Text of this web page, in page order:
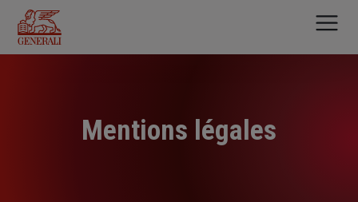
contenu
principal
Mentions légales